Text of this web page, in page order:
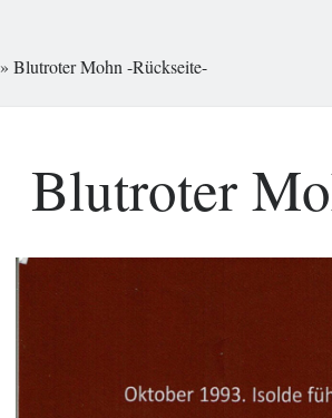
»Blutroter Mohn -Rückseite-
Blutroter